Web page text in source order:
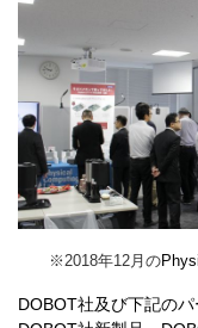
※2018年12月の
DOBOT社及び下記の